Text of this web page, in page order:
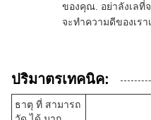
ของคุณ. อย่าลังเลที่
จะทําความดีของเร
ปริมาตรเทคนิค:
ธาตุ ที่ สามารถ